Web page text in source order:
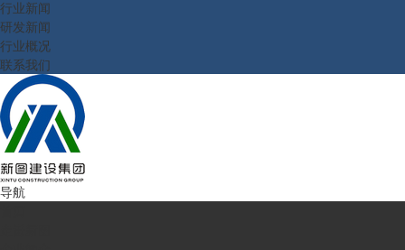
行业新闻
研发新闻
行业概况
联系我们
导航